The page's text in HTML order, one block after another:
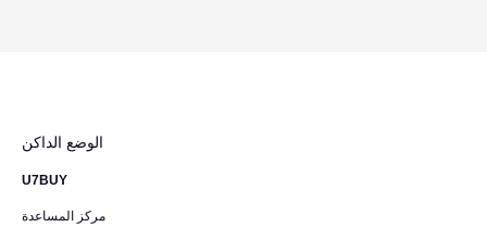
الوضع الداكن
U7BUY
مركز المساعدة